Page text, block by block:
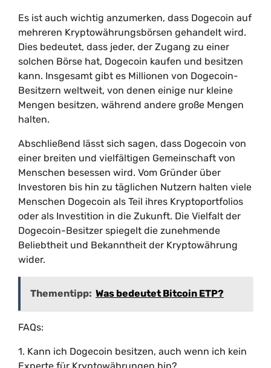
Es ist auch wichtig anzumerken, dass Dogecoin auf
mehreren Kryptowährungsbörsen gehandelt wird.
Dies bedeutet, dass jeder, der Zugang zu einer
solchen Börse hat, Dogecoin kaufen und besitzen
kann. Insgesamt gibt es Millionen von Dogecoin-
Besitzern weltweit, von denen einige nur kleine
Mengen besitzen, während andere große Mengen
halten.
Abschließend lässt sich sagen, dass Dogecoin von
einer breiten und vielfältigen Gemeinschaft von
Menschen besessen wird. Vom Gründer über
Investoren bis hin zu täglichen Nutzern halten viele
Menschen Dogecoin als Teil ihres Kryptoportfolios
oder als Investition in die Zukunft. Die Vielfalt der
Dogecoin-Besitzer spiegelt die zunehmende
Beliebtheit und Bekanntheit der Kryptowährung
wider.
Thementipp: Was bedeutet Bitcoin ETP?
FAQs:
1. Kann ich Dogecoin besitzen, auch wenn ich kein